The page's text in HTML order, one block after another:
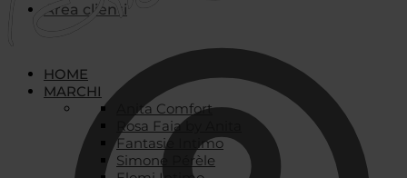
Area clienti
HOME
MARCHI
Anita Comfort
Rosa Faia by Anita
Fantasie Intimo
Simone Pérèle